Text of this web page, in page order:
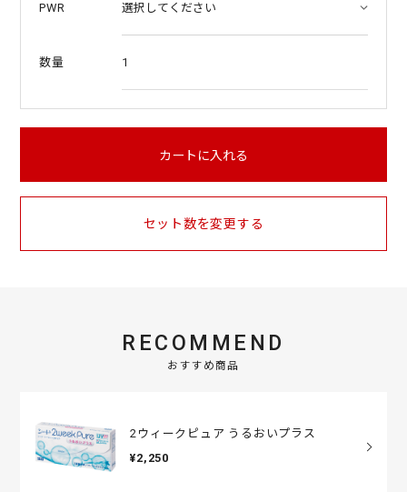
PWR
数量 1
カートに入れる
セット数を変更する
RECOMMEND
おすすめ商品
2ウィークピュア うるおいプラス
¥2,250